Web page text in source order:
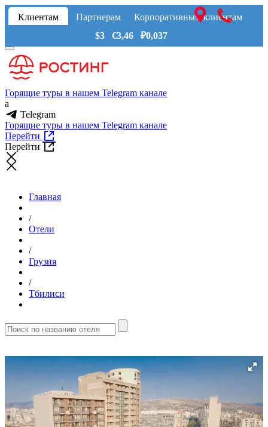
Клиентам Партнерам
Корпоративным клиентам
$3 €3,46 ₽0,037
Горящие туры в нашем Telegram канале
a
Telegram
Горящие туры в нашем Telegram канале
Перейти
Перейти
Главная
/
Отели
/
Грузия
/
Тбилиси